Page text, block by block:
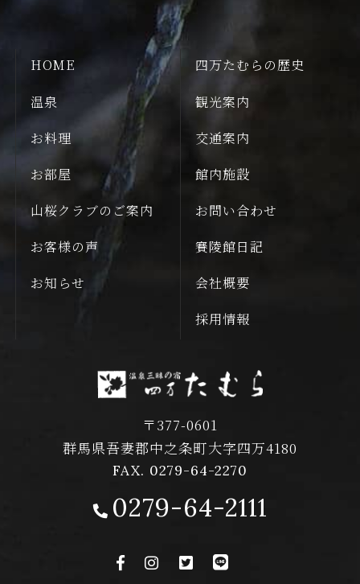
HOME
温泉
お料理
お部屋
四万たむらの歴史
観光案内
交通案内
館内施設
山桜クラブのご案内
お客様の声
お知らせ
お問い合わせ
賽陵館日記
会社概要
採用情報
〒377-0601
群馬県吾妻郡中之条町大字四万4180
FAX. 0279-64-2270
0279-64-2111